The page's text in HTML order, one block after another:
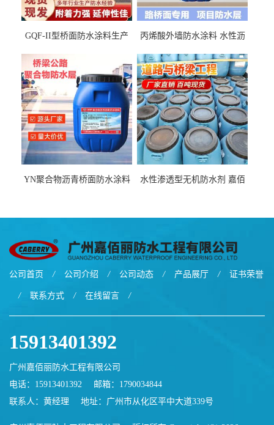
GQF-II型桥面防水涂料生产
丙烯酸外墙防水涂料 水性沥
厂家
YN聚合物沥青桥面防水涂料
水性渗透型无机防水剂 嘉佰
公司首页 / 公司介绍 / 公司动态 / 产品展厅 / 证书荣誉
/ 联系方式 / 在线留言 /
15913401392
广州嘉佰丽防水工程有限公司
电话：15913401392
邮箱： 1790034844
联系人：黄经理
地址：广州市从化区平中大道339号